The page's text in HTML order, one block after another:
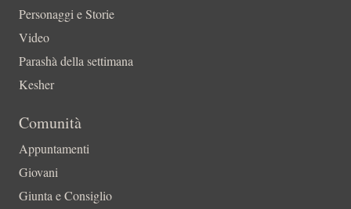
Personaggi e Storie
Video
Parashà della settimana
Kesher
Comunità
Appuntamenti
Giovani
Giunta e Consiglio